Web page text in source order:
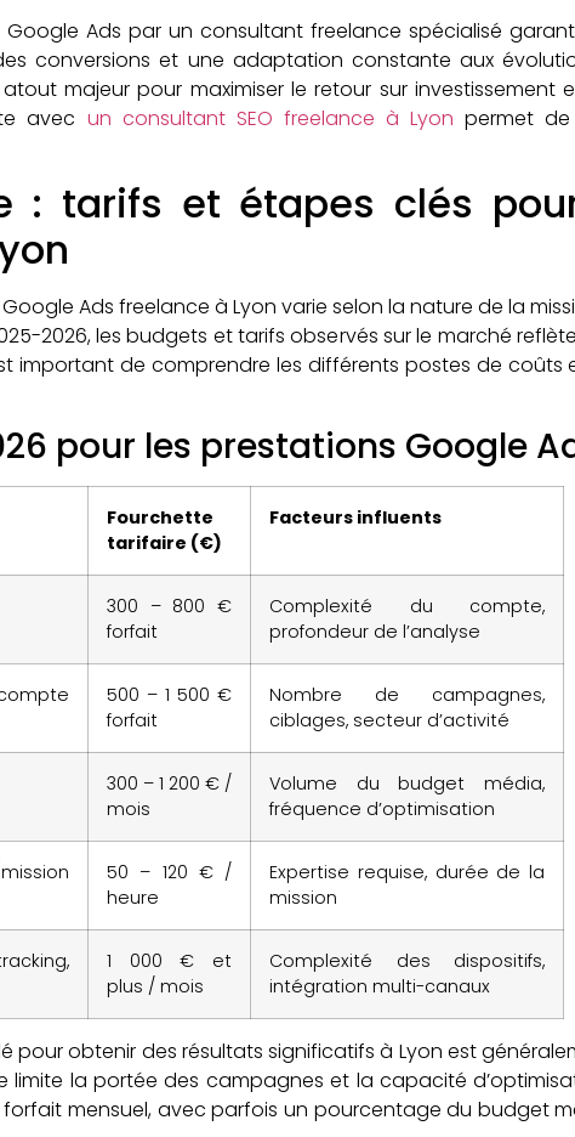
Google Ads par un consultant freelance spécialisé
conversions et une adaptation constante aux
majeur pour maximiser le retour sur investissement
avec un consultant SEO freelance à Lyon permet
: tarifs et étapes clés
Ads freelance à Lyon varie selon la nature de la
2026, les budgets et tarifs observés sur le marché
important de comprendre les différents postes de coûts
pour les prestations Google
Fourchette
tarifaire (€)
Facteurs influents
300 – 800 €
forfait
Complexité du compte,
profondeur de l’analyse
500 – 1 500 €
forfait
Nombre de campagnes,
ciblages, secteur d’activité
300 – 1 200 € /
mois
Volume du budget média,
fréquence d’optimisation
50 – 120 € /
heure
Expertise requise, durée de la
mission
1 000 € et
plus / mois
Complexité des dispositifs,
intégration multi-canaux
obtenir des résultats significatifs à Lyon est
limite la portée des campagnes et la capacité
forfait mensuel, avec parfois un pourcentage du budget